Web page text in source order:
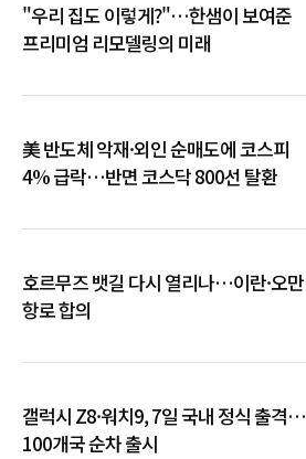
"우리 집도 이렇게?"…한샘이 보여준
프리미엄 리모델링의 미래
美 반도체 악재·외인 순매도에 코스피
4% 급락…반면 코스닥 800선 탈환
호르무즈 뱃길 다시 열리나…이란·오만
항로 합의
갤럭시 Z8·워치9, 7일 국내 정식 출격…
100개국 순차 출시